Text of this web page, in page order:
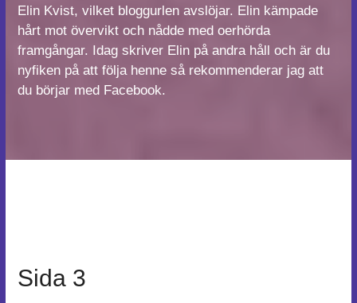
Elin Kvist, vilket bloggurlen avslöjar. Elin kämpade
hårt mot övervikt och nådde med oerhörda
framgångar. Idag skriver Elin på andra håll och är du
nyfiken på att följa henne så rekommenderar jag att
du börjar med Facebook.
Sida 3